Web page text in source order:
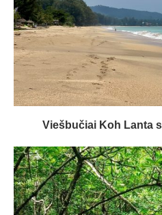
Viešbučiai Koh Lanta